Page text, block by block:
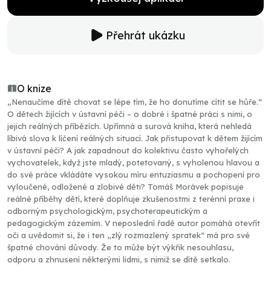
Přehrát ukázku
O knize
„Nenaučíme dítě chovat se lépe tím, že ho donutíme cítit se hůře.“
O dětech žijících v ústavní péči – o dobré i špatné práci s nimi, o
jejich reálných příbězích. Upřímná a surová kniha, která nehledá
líbivá slova k líčení reálných situací. Jak přistupovat k dětem žijícím
v ústavní péči? A jak zapadnout do kolektivu často vyhořelých
vychovatelek, když jste mladý, potetovaný, s vyholenou hlavou a
do své práce vkládáte vysokou míru entuziasmu a pochopení pro
vyloučené, odložené a zlobivé děti? Tomáš Morávek popisuje
reálné příběhy dětí, které doplňuje zkušenostmi z terénní praxe i
odborným psychologickým, psychoterapeutickým a
pedagogickým zázemím. V neposlední řadě autor pomáhá otevřít
oči a uvědomit si, že i ten „zlý rozmazlený spratek“ má pro své
špatné chování důvody. Že to může být výkřik nesouhlasu,
odporu a zhnusení některými lidmi, s nimiž se dítě setkalo.